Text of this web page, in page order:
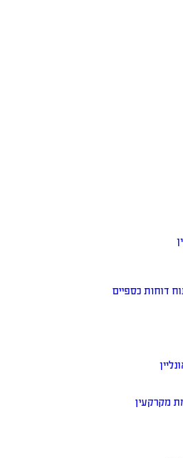
דוחות כספיים
מקרקעין